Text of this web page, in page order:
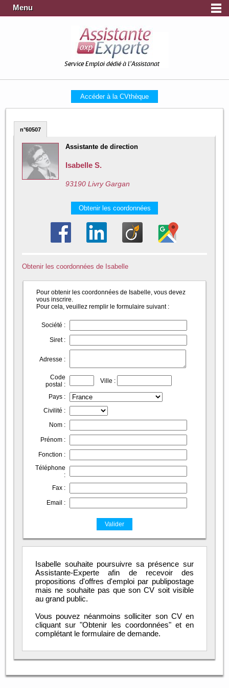
Menu
Service Emploi dédié à l'Assistanat
Accéder à la CVthèque
n°60507
Assistante de direction
Isabelle S.
93190 Livry Gargan
Obtenir les coordonnées
Obtenir les coordonnées de Isabelle
Pour obtenir les coordonnées de Isabelle, vous devez
vous inscrire.
Pour cela, veuillez remplir le formulaire suivant :
Société :
Siret :
Adresse :
Code
postal :
Ville :
Pays :
Civilité :
Nom :
Prénom :
Fonction :
Téléphone
:
Fax :
Email :
Isabelle souhaite poursuivre sa présence sur
Assistante-Experte afin de recevoir des
propositions d'offres d'emploi par publipostage
mais ne souhaite pas que son CV soit visible
au grand public.
Vous pouvez néanmoins solliciter son CV en
cliquant sur "Obtenir les coordonnées" et en
complétant le formulaire de demande.